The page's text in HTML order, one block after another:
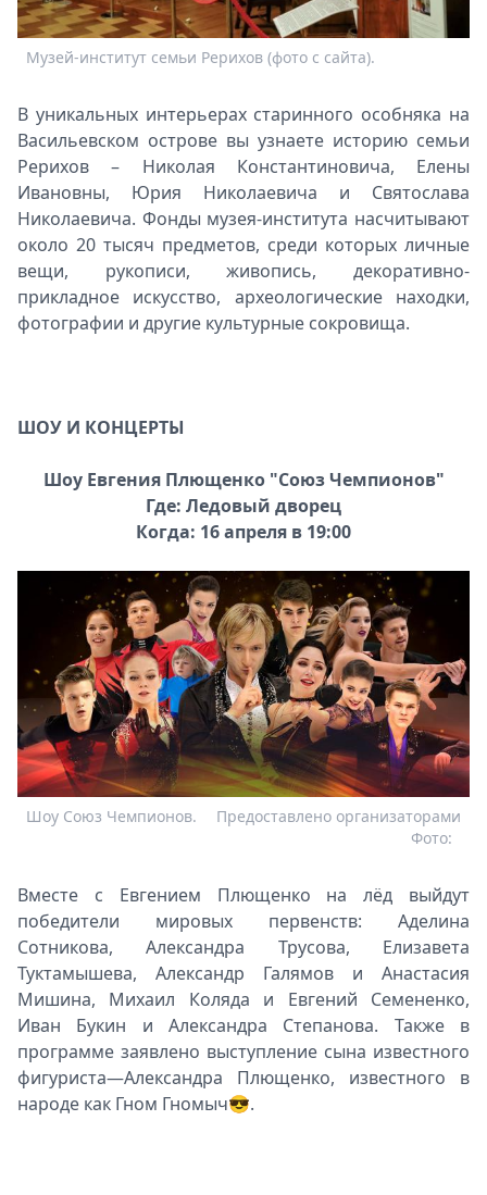
Музей-институт семьи Рерихов (фото с сайта).
В уникальных интерьерах старинного особняка на
Васильевском острове вы узнаете историю семьи
Рерихов – Николая Константиновича, Елены
Ивановны, Юрия Николаевича и Святослава
Николаевича. Фонды музея-института насчитывают
около 20 тысяч предметов, среди которых личные
вещи, рукописи, живопись, декоративно-
прикладное искусство, археологические находки,
фотографии и другие культурные сокровища.
ШОУ И КОНЦЕРТЫ
Шоу Евгения Плющенко "Союз Чемпионов"
Где: Ледовый дворец
Когда: 16 апреля в 19:00
Шоу Союз Чемпионов.
Предоставлено организаторами
Фото:
Вместе с Евгением Плющенко на лёд выйдут
победители мировых первенств: Аделина
Сотникова, Александра Трусова, Елизавета
Туктамышева, Александр Галямов и Анастасия
Мишина, Михаил Коляда и Евгений Семененко,
Иван Букин и Александра Степанова. Также в
программе заявлено выступление сына известного
фигуриста—Александра Плющенко, известного в
народе как Гном Гномыч😎.